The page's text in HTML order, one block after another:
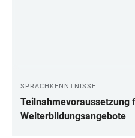
SPRACHKENNTNISSE
Teilnahmevoraussetzung
Weiterbildungsangebote